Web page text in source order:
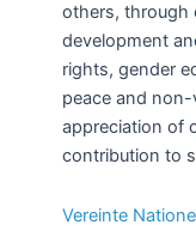
others, through
development
rights, gender
peace and
appreciation of
contribution to
Vereinte